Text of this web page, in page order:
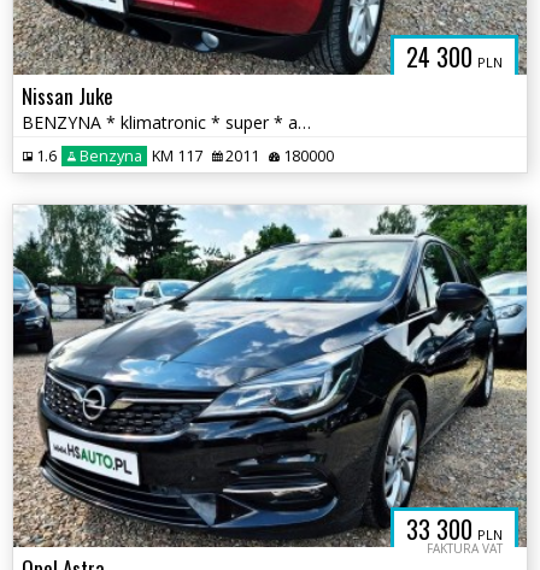
24 300 PLN
Nissan Juke
BENZYNA * klimatronic * super * atrakcyjny wygląd * OKAZJA
1.6 Benzyna KM 117 2011 180000
33 300 PLN
FAKTURA VAT